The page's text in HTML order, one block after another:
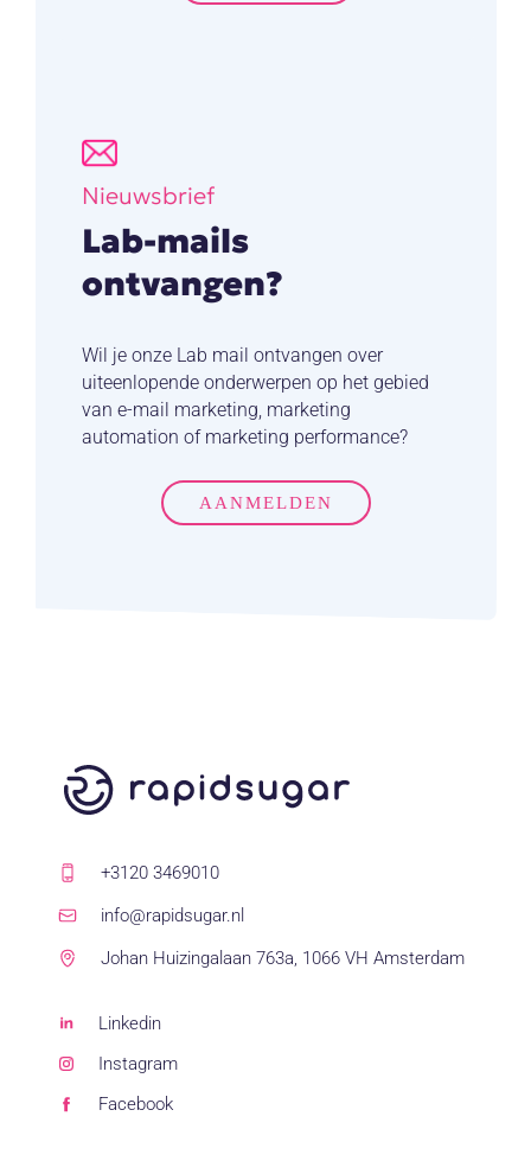
Nieuwsbrief
Lab-mails
ontvangen?
Wil je onze Lab mail ontvangen over
uiteenlopende onderwerpen op het gebied
van e-mail marketing, marketing
automation of marketing performance?
AANMELDEN
+3120 3469010
info@rapidsugar.nl
Johan Huizingalaan 763a, 1066 VH Amsterdam
Linkedin
Instagram
Facebook